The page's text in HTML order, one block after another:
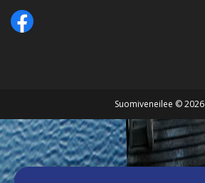
Suomiveneilee © 2026